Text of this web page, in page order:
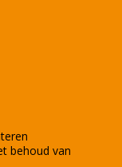
behoud van